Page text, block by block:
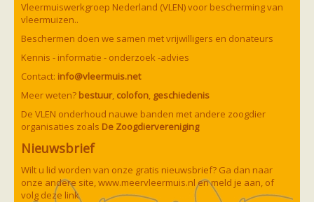
Vleermuiswerkgroep Nederland (VLEN) voor bescherming van
vleermuizen..
Beschermen doen we samen met vrijwilligers en donateurs
Kennis - informatie - onderzoek -advies
Contact: info@vleermuis.net
Meer weten? bestuur, colofon, geschiedenis
De VLEN onderhoud nauwe banden met andere zoogdier
organisaties zoals De Zoogdiervereniging
Nieuwsbrief
Wilt u lid worden van onze gratis nieuwsbrief? Ga dan naar
onze andere site,www.meervleermuis.nlen meld je aan, of
volg deze link